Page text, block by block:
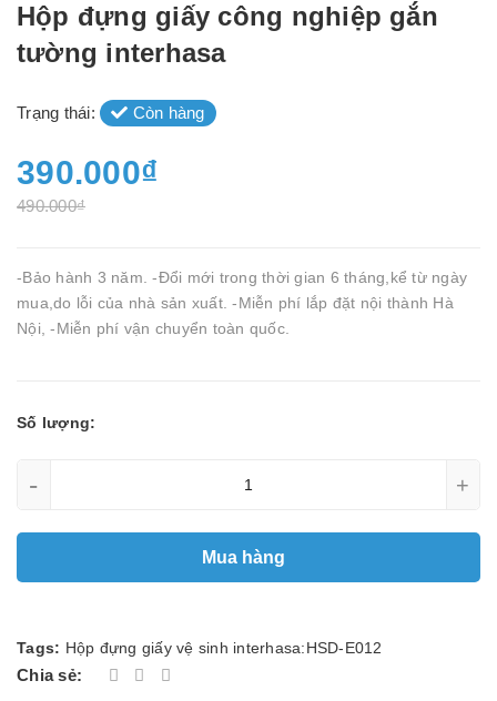
Hộp đựng giấy công nghiệp gắn
tường interhasa
Trạng thái: Còn hàng
390.000₫
490.000₫
-Bảo hành 3 năm. -Đổi mới trong thời gian 6 tháng,kể từ ngày
mua,do lỗi của nhà sản xuất. -Miễn phí lắp đặt nội thành Hà
Nội, -Miễn phí vận chuyển toàn quốc.
Số lượng:
- +
Mua hàng
Tags: Hộp đựng giấy vệ sinh interhasa:HSD-E012
Chia sẻ: